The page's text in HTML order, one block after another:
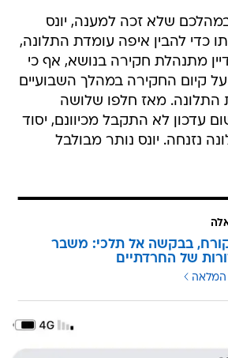
שלא זכה למענה, יונס
כדי להבין איפה עומדת התלונה,
מתנהלת חקירה בנושא, אף כי
על קיום החקירה במהלך השבועיים
התלונה. מאז חלפו שלושה
עדכון לא התקבל מכיוונם, יסוד
נזנחה. יונס נותר מבולבל
בבקשה אל תלכי: משבר
של החרדתיים